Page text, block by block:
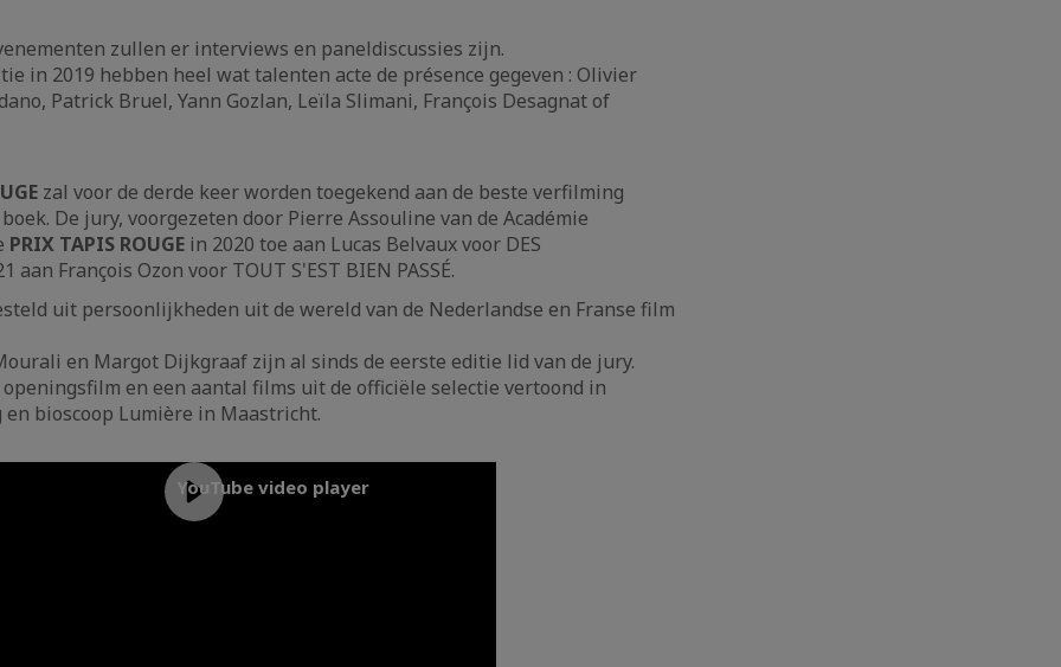
zullen er interviews en paneldiscussies zijn.
in 2019 hebben heel wat talenten acte de présence gegeven : Olivier
Patrick Bruel, Yann Gozlan, Leïla Slimani, François Desagnat of
zal voor de derde keer worden toegekend aan de beste verfilming
De jury, voorgezeten door Pierre Assouline van de Académie
PRIX TAPIS ROUGE in 2020 toe aan Lucas Belvaux voor DES
aan François Ozon voor TOUT S'EST BIEN PASSÉ.
uit persoonlijkheden uit de wereld van de Nederlandse en Franse film
en Margot Dijkgraaf zijn al sinds de eerste editie lid van de jury.
en een aantal films uit de officiële selectie vertoond in
en bioscoop Lumière in Maastricht.